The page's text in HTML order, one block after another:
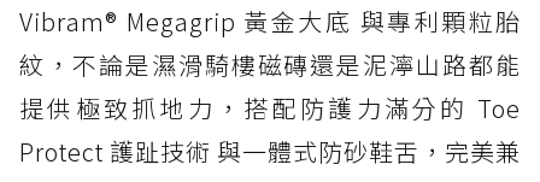
Vibram® Megagrip 黃金大底 與專利顆粒胎
紋，不論是濕滑騎樓磁磚還是泥濘山路都能
提供極致抓地力，搭配防護力滿分的 Toe
Protect 護趾技術 與一體式防砂鞋舌，完美兼